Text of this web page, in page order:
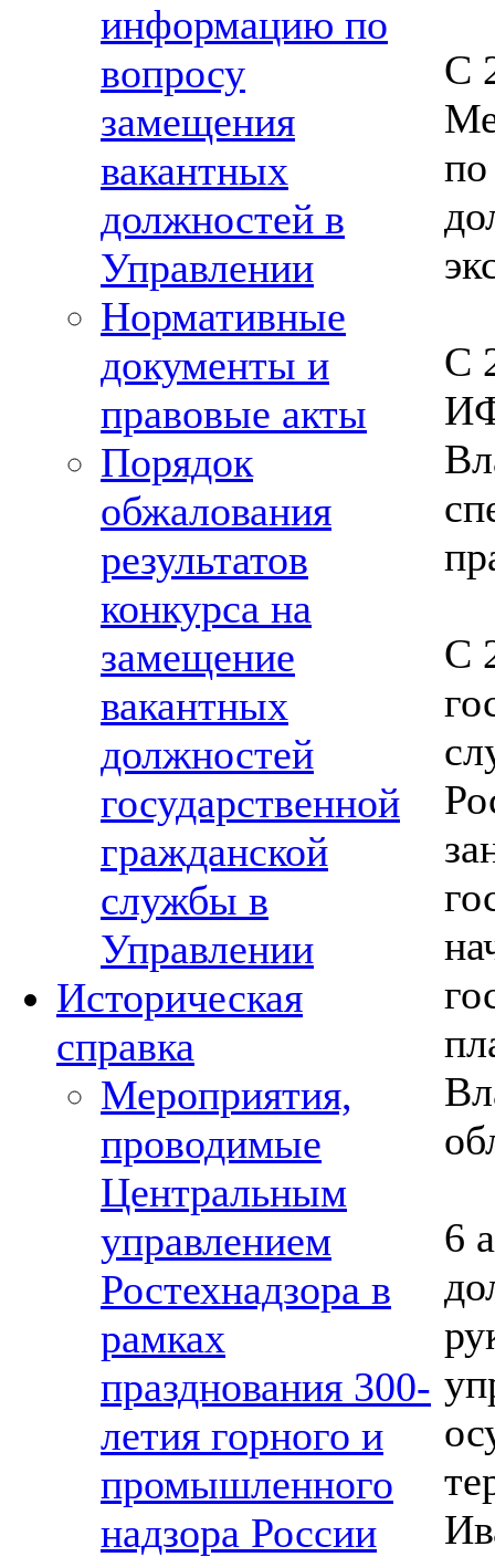
информацию по
вопросу
замещения
вакантных
должностей в
Управлении
Нормативные
документы и
правовые акты
Порядок
обжалования
результатов
конкурса на
замещение
вакантных
должностей
государственной
гражданской
службы в
Управлении
Историческая
справка
Мероприятия,
проводимые
Центральным
управлением
Ростехнадзора в
рамках
празднования 300-
летия горного и
промышленного
надзора России
С
С
С
6